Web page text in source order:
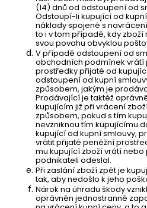
(14) dnů od odstoupení od
Odstoupí-li kupující od
náklady spojené s
to i v tom případě, kdy
svou povahu obvyklou
V případě odstoupení od
obchodních podmínek
prostředky přijaté od
odstoupení od kupní
způsobem, jakým je
Prodávající je taktéž
kupujícím již při vrácení
způsobem, pokud s tím
nevzniknou tím kupujícímu
kupující od kupní smlouvy,
vrátit přijaté peněžní
mu kupující zboží vrátí nebo
podnikateli odeslal.
Při zaslání zboží zpět je
tak, aby nedošlo k jeho
Nárok na úhradu škody
oprávněn jednostranně